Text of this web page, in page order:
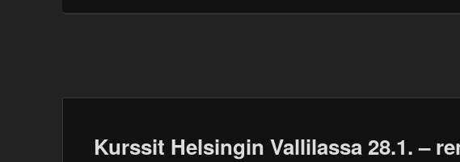
Kurssit Helsingin Vallilassa 28.1. –